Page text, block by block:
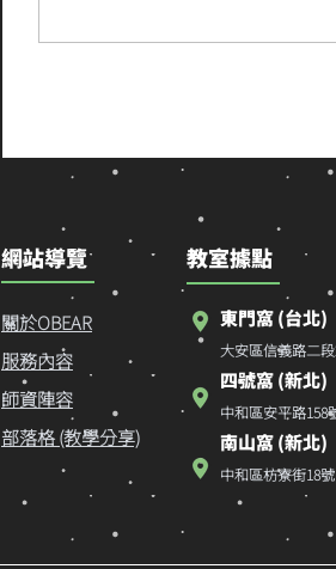
後支援？什麼狀況先不用 私中
建議 資料來源 私中課業和公立
進度快，而且不等人。黑熊長
那樣「國二下就教完國中三年課
的，數學、理化的...
網站導覽
關於OBEAR​
服務內容
師資陣容
部落格 (教學分享)
​教室據點
東門窩 (台北)
大安區信義路二
四號窩 (新北)
中和區安平路158
南山窩 (新北)
中和區枋寮街18號